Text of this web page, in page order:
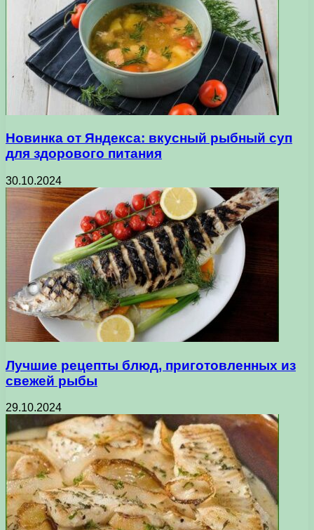
Новинка от Яндекса: вкусный рыбный суп
для здорового питания
30.10.2024
Лучшие рецепты блюд, приготовленных из
свежей рыбы
29.10.2024